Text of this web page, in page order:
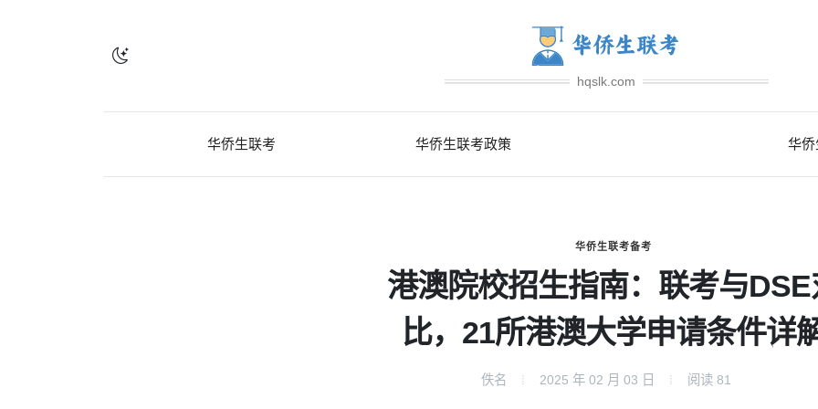
hqslk.com
华侨生联考 华侨生联考政策 华侨
华侨生联考备考
港澳院校招生指南：联考与DSE
比，21所港澳大学申请条件详
佚名 2025 年 02 月 03 日 阅读 81